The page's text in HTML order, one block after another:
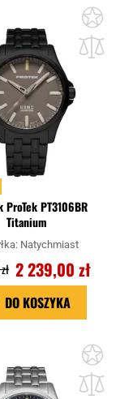
do
ProTek PT3106BR
Titanium
Natychmiast
2 239,00 zł
DO KOSZYKA
do